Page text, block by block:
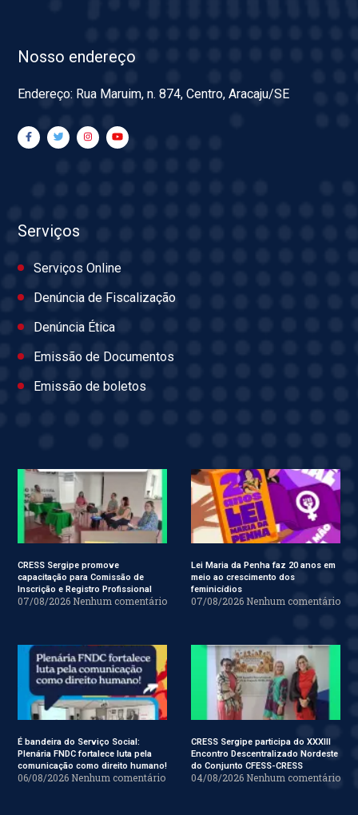
Nosso endereço
Endereço: Rua Maruim, n. 874, Centro, Aracaju/SE
Serviços
Serviços Online
Denúncia de Fiscalização
Denúncia Ética
Emissão de Documentos
Emissão de boletos
CRESS Sergipe promove
capacitação para Comissão de
Inscrição e Registro Profissional
07/08/2026 Nenhum comentário
Lei Maria da Penha faz 20 anos em
meio ao crescimento dos
feminicídios
07/08/2026 Nenhum comentário
É bandeira do Serviço Social:
Plenária FNDC fortalece luta pela
comunicação como direito humano!
06/08/2026 Nenhum comentário
CRESS Sergipe participa do XXXIII
Encontro Descentralizado Nordeste
do Conjunto CFESS-CRESS
04/08/2026 Nenhum comentário